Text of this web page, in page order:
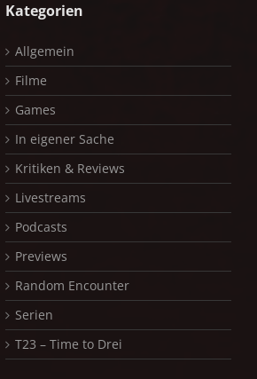
Kategorien
Allgemein
Filme
Games
In eigener Sache
Kritiken & Reviews
Livestreams
Podcasts
Previews
Random Encounter
Serien
T23 – Time to Drei